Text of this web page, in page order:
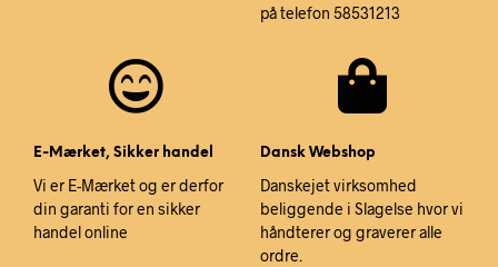
på telefon 58531213
E-Mærket, Sikker handel
Vi er E-Mærket og er derfor
din garanti for en sikker
handel online
Dansk Webshop
Danskejet virksomhed
beliggende i Slagelse hvor vi
håndterer og graverer alle
ordre.